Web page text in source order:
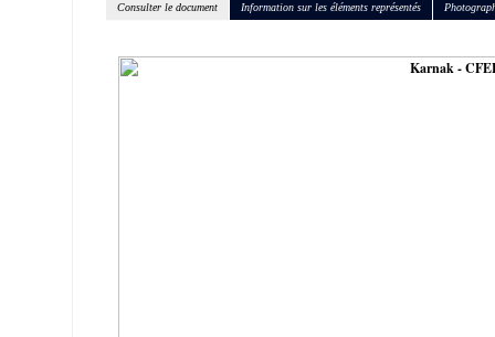
Consulter le document Information sur les éléments représentés